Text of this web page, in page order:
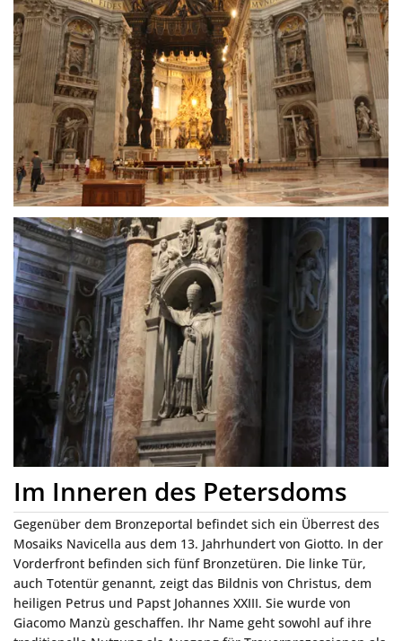
Im Inneren des Petersdoms
Gegenüber dem Bronzeportal befindet sich ein Überrest des
Mosaiks Navicella aus dem 13. Jahrhundert von Giotto. In der
Vorderfront befinden sich fünf Bronzetüren. Die linke Tür,
auch Totentür genannt, zeigt das Bildnis von Christus, dem
heiligen Petrus und Papst Johannes XXIII. Sie wurde von
Giacomo Manzù geschaffen. Ihr Name geht sowohl auf ihre